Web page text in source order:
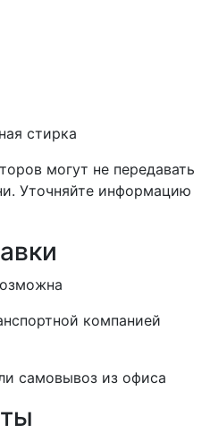
стирка
могут не передавать
Уточняйте информацию
компанией
самовывоз из офиса